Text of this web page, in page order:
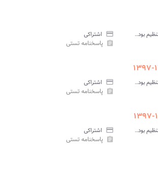
مبانی امور مالی و تنظیم بودجه در آموزش و پرورش پیام نور credit_card اشتراکی
assignment پاسخنامه تستی
مبانی امور مالی و تنظیم بودجه در آموزش و پرورش پیام نور credit_card اشتراکی
assignment پاسخنامه تستی
مبانی امور مالی و تنظیم بودجه در آموزش و پرورش پیام نور credit_card اشتراکی
assignment پاسخنامه تستی